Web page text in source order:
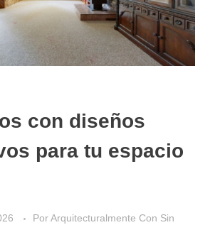
con diseños
para tu espacio
PorArquitecturalmente Con Sin